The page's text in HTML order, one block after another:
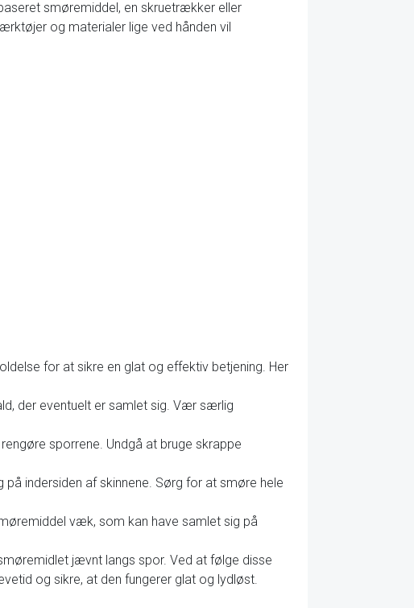
smøremiddel, en skruetrækker eller
og materialer lige ved hånden vil
for at sikre en glat og effektiv betjening. Her
der eventuelt er samlet sig. Vær særlig
sporrene. Undgå at bruge skrappe
indersiden af skinnene. Sørg for at smøre hele
væk, som kan have samlet sig på
jævnt langs spor. Ved at følge disse
og sikre, at den fungerer glat og lydløst.